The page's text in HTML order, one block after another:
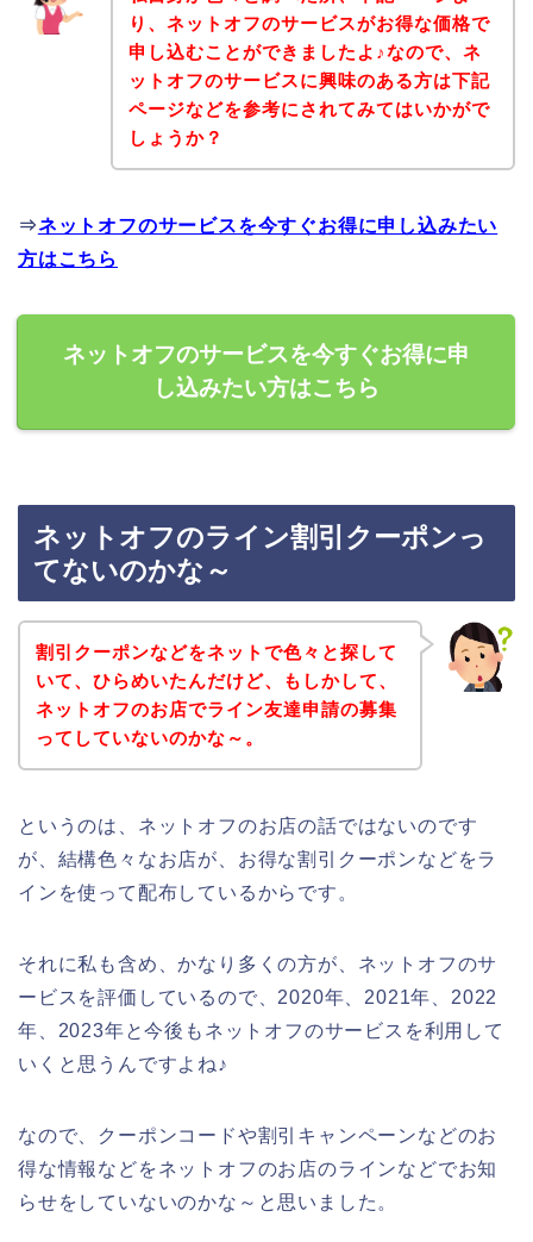
り、ネットオフのサービスがお得な価格で
申し込むことができましたよ♪なので、ネ
ットオフのサービスに興味のある方は下記
ページなどを参考にされてみてはいかがで
しょうか？
⇒ネットオフのサービスを今すぐお得に申し込みたい
方はこちら
ネットオフのサービスを今すぐお得に申
し込みたい方はこちら
ネットオフのライン割引クーポンっ
てないのかな～
割引クーポンなどをネットで色々と探して
いて、ひらめいたんだけど、もしかして、
ネットオフのお店でライン友達申請の募集
ってしていないのかな～。
というのは、ネットオフのお店の話ではないのです
が、結構色々なお店が、お得な割引クーポンなどをラ
インを使って配布しているからです。
それに私も含め、かなり多くの方が、ネットオフのサ
ービスを評価しているので、2020年、2021年、2022
年、2023年と今後もネットオフのサービスを利用して
いくと思うんですよね♪
なので、クーポンコードや割引キャンペーンなどのお
得な情報などをネットオフのお店のラインなどでお知
らせをしていないのかな～と思いました。